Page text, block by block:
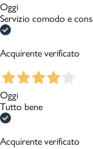
Oggi
Servizio comodo e
Acquirente verificato
Oggi
Tutto bene
Acquirente verificato